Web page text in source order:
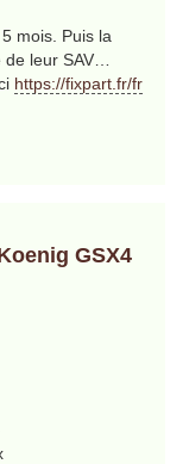
mois. Puis la
de leur SAV…
https://fixpart.fr/fr
GSX4